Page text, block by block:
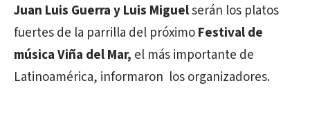
Juan Luis Guerra y Luis Miguelserán los platos
fuertes de la parrilla del próximoFestival de
música Viña del Mar, el más importante de
Latinoamérica, informaron los organizadores.